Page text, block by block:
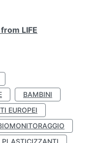
LIFE
BAMBINI
EUROPEI
PLASTICIZZANTI